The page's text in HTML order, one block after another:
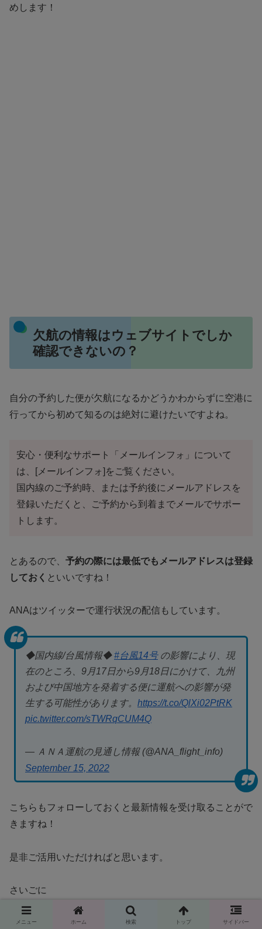
めします！
欠航の情報はウェブサイトでしか
確認できないの？
自分の予約した便が欠航になるかどうかわからずに空港に
行ってから初めて知るのは絶対に避けたいですよね。
安心・便利なサポート「メールインフォ」について
は、[メールインフォ]をご覧ください。
国内線のご予約時、または予約後にメールアドレスを
登録いただくと、ご予約から到着までメールでサポー
トします。
とあるので、 予約の際には最低でもメールアドレスは登録
しておく といいですね！
ANAはツイッターで運行状況の配信もしています。
◆国内線/台風情報◆#台風14号の影響により、現
在のところ、9月17日から9月18日にかけて、九州
および中国地方を発着する便に運航への影響が発
生する可能性があります。 https://t.co/QlXi02PtRK
pic.twitter.com/sTWRqCUM4Q
— ＡＮＡ運航の見通し情報 (@ANA_flight_info)
September 15, 2022
こちらもフォローしておくと最新情報を受け取ることがで
きますね！
是非ご活用いただければと思います。
さいごに
メニュー ホーム 検索 トップ サイドバー